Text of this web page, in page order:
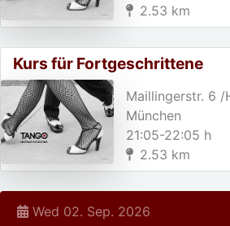
2.53 km
Kurs für Fortgeschrittene
Maillingerstr. 6 /
München
21:05-22:05 h
2.53 km
Wed 02. Sep. 2026